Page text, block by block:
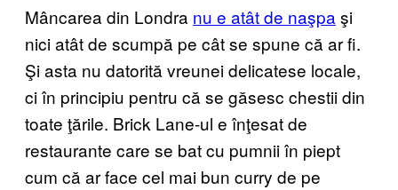
Mâncarea din Londra nu e atât de naşpaşi
nici atât de scumpă pe cât se spune că ar fi.
Şi asta nu datorită vreunei delicatese locale,
ci în principiu pentru că se găsesc chestii din
toate ţările. Brick Lane-ul e înţesat de
restaurante care se bat cu pumnii în piept
cum că ar face cel mai bun curry de pe